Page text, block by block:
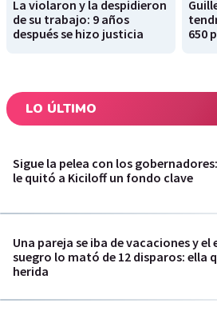
La violaron y la despidieron
de su trabajo: 9 años
después se hizo justicia
650
LO ÚLTIMO
Sigue la pelea con los
le quitó a Kiciloff un fondo clave
Una pareja se iba de vacaciones y el
suegro lo mató de 12 disparos: ella
herida